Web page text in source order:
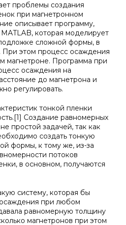
проблемы создания
при магнетронном
описывает программу,
которая моделирует
сложной формы, в
При этом процесс осаждения
магнетроне. Программа при
осаждения на
до магнетрона и
регулировать.
тонкой пленки
Создание равномерных
простой задачей, так как
создать тонкую
формы, к тому же, из-за
потоков
в основном, получаются
систему, которая бы
при любом
равномерную толщину
магнетронов при этом